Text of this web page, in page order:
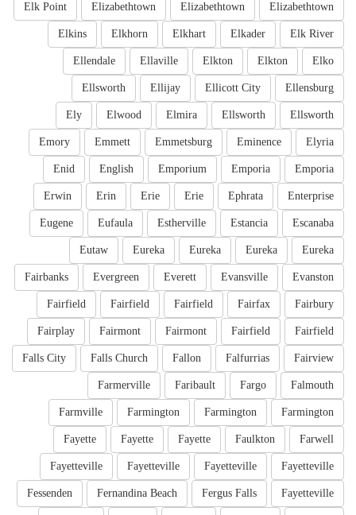
Elizabethtown
Elizabethtown
Elizabethtown
Elk Point
Elk River
Elkader
Elkhart
Elkhorn
Elkins
Elko
Elkton
Elkton
Ellaville
Ellendale
Ellensburg
Ellicott City
Ellijay
Ellsworth
Ellsworth
Ellsworth
Elmira
Elwood
Ely
Elyria
Eminence
Emmetsburg
Emmett
Emory
Emporia
Emporia
Emporium
English
Enid
Enterprise
Ephrata
Erie
Erie
Erin
Erwin
Escanaba
Estancia
Estherville
Eufaula
Eugene
Eureka
Eureka
Eureka
Eureka
Eutaw
Evanston
Evansville
Everett
Evergreen
Fairbanks
Fairbury
Fairfax
Fairfield
Fairfield
Fairfield
Fairfield
Fairfield
Fairmont
Fairmont
Fairplay
Fairview
Falfurrias
Fallon
Falls Church
Falls City
Falmouth
Fargo
Faribault
Farmerville
Farmington
Farmington
Farmington
Farmville
Farwell
Faulkton
Fayette
Fayette
Fayette
Fayetteville
Fayetteville
Fayetteville
Fayetteville
Fayetteville
Fergus Falls
Fernandina Beach
Fessenden